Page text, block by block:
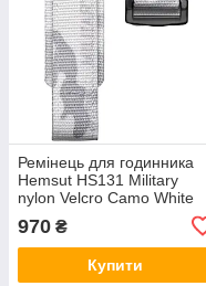
Ремінець для годинника
Hemsut HS131 Military
nylon Velcro Camo White
970 ₴
Купити